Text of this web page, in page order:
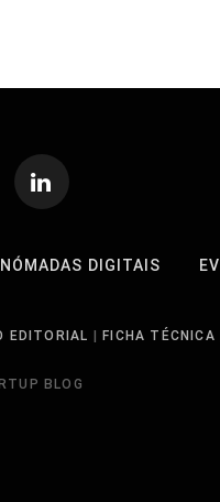
DIGITAIS
EDITORIAL FICHA TÉCNICA
BLOG